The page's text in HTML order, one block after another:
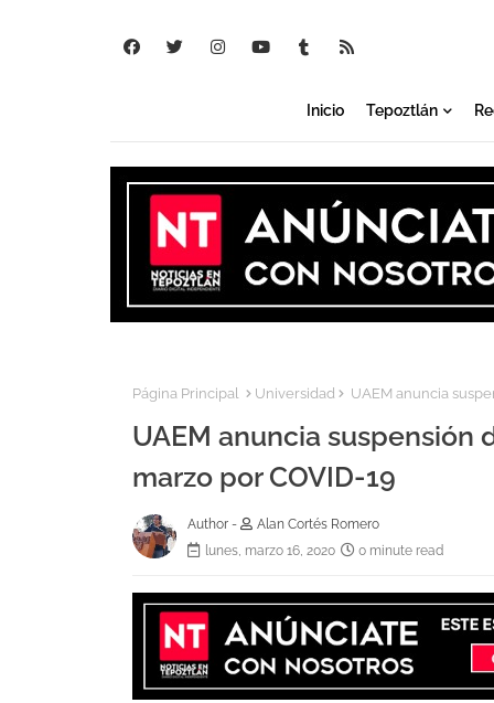
Inicio Tepoztlán
Página Principal Universidad UAEM anuncia
UAEM anuncia suspensión
marzo por COVID-19
Author -
Alan Cortés Romero
lunes, marzo 16, 2020
0 minute read